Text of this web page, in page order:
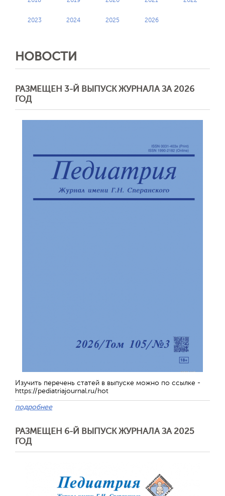
2023 2024 2025 2026
НОВОСТИ
РАЗМЕЩЕН 3-Й ВЫПУСК ЖУРНАЛА ЗА 2026
ГОД
Изучить перечень статей в выпуске можно по ссылке -
https://pediatriajournal.ru/hot
подробнее
РАЗМЕЩЕН 6-Й ВЫПУСК ЖУРНАЛА ЗА 2025
ГОД